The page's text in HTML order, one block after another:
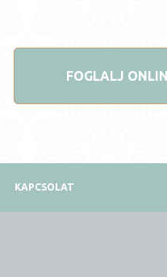
FOGLALJ
KAPCSOLAT